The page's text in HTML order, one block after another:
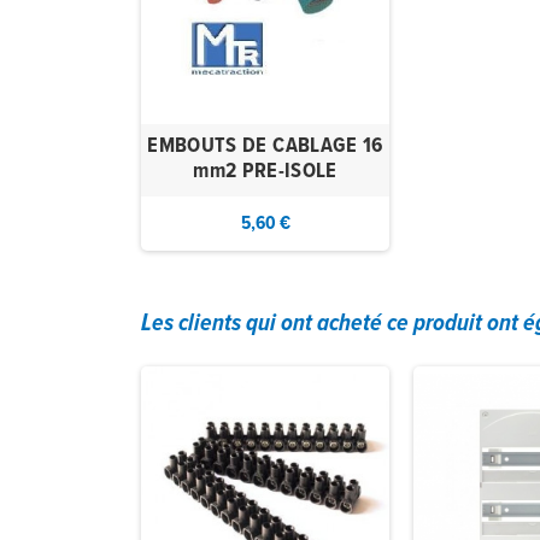
EMBOUTS DE CABLAGE 16
mm2 PRE-ISOLE
5,60 €
Les clients qui ont acheté ce produit ont